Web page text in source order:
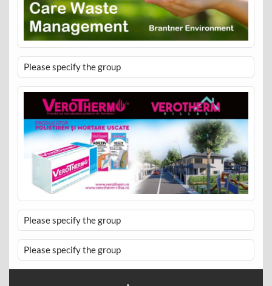
Please specify the group
Please specify the group
Please specify the group